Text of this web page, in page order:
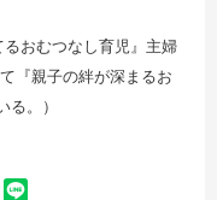
るおむつなし育児』主婦
『親子の絆が深まるお
。）